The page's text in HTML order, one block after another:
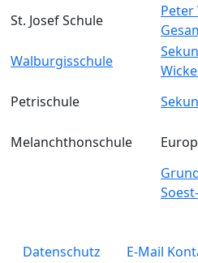
St. Josef Schule
Peter
Walburgisschule
Petrischule
Melanchthonschule
legals
Datenschutz E-Mail